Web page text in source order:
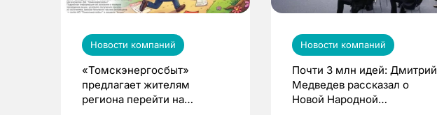
Новости компаний
«Томскэнергосбыт»
предлагает жителям
региона перейти на
Новости компаний
Почти 3 млн идей: Дмитрий
Медведев рассказал о
Новой Народной